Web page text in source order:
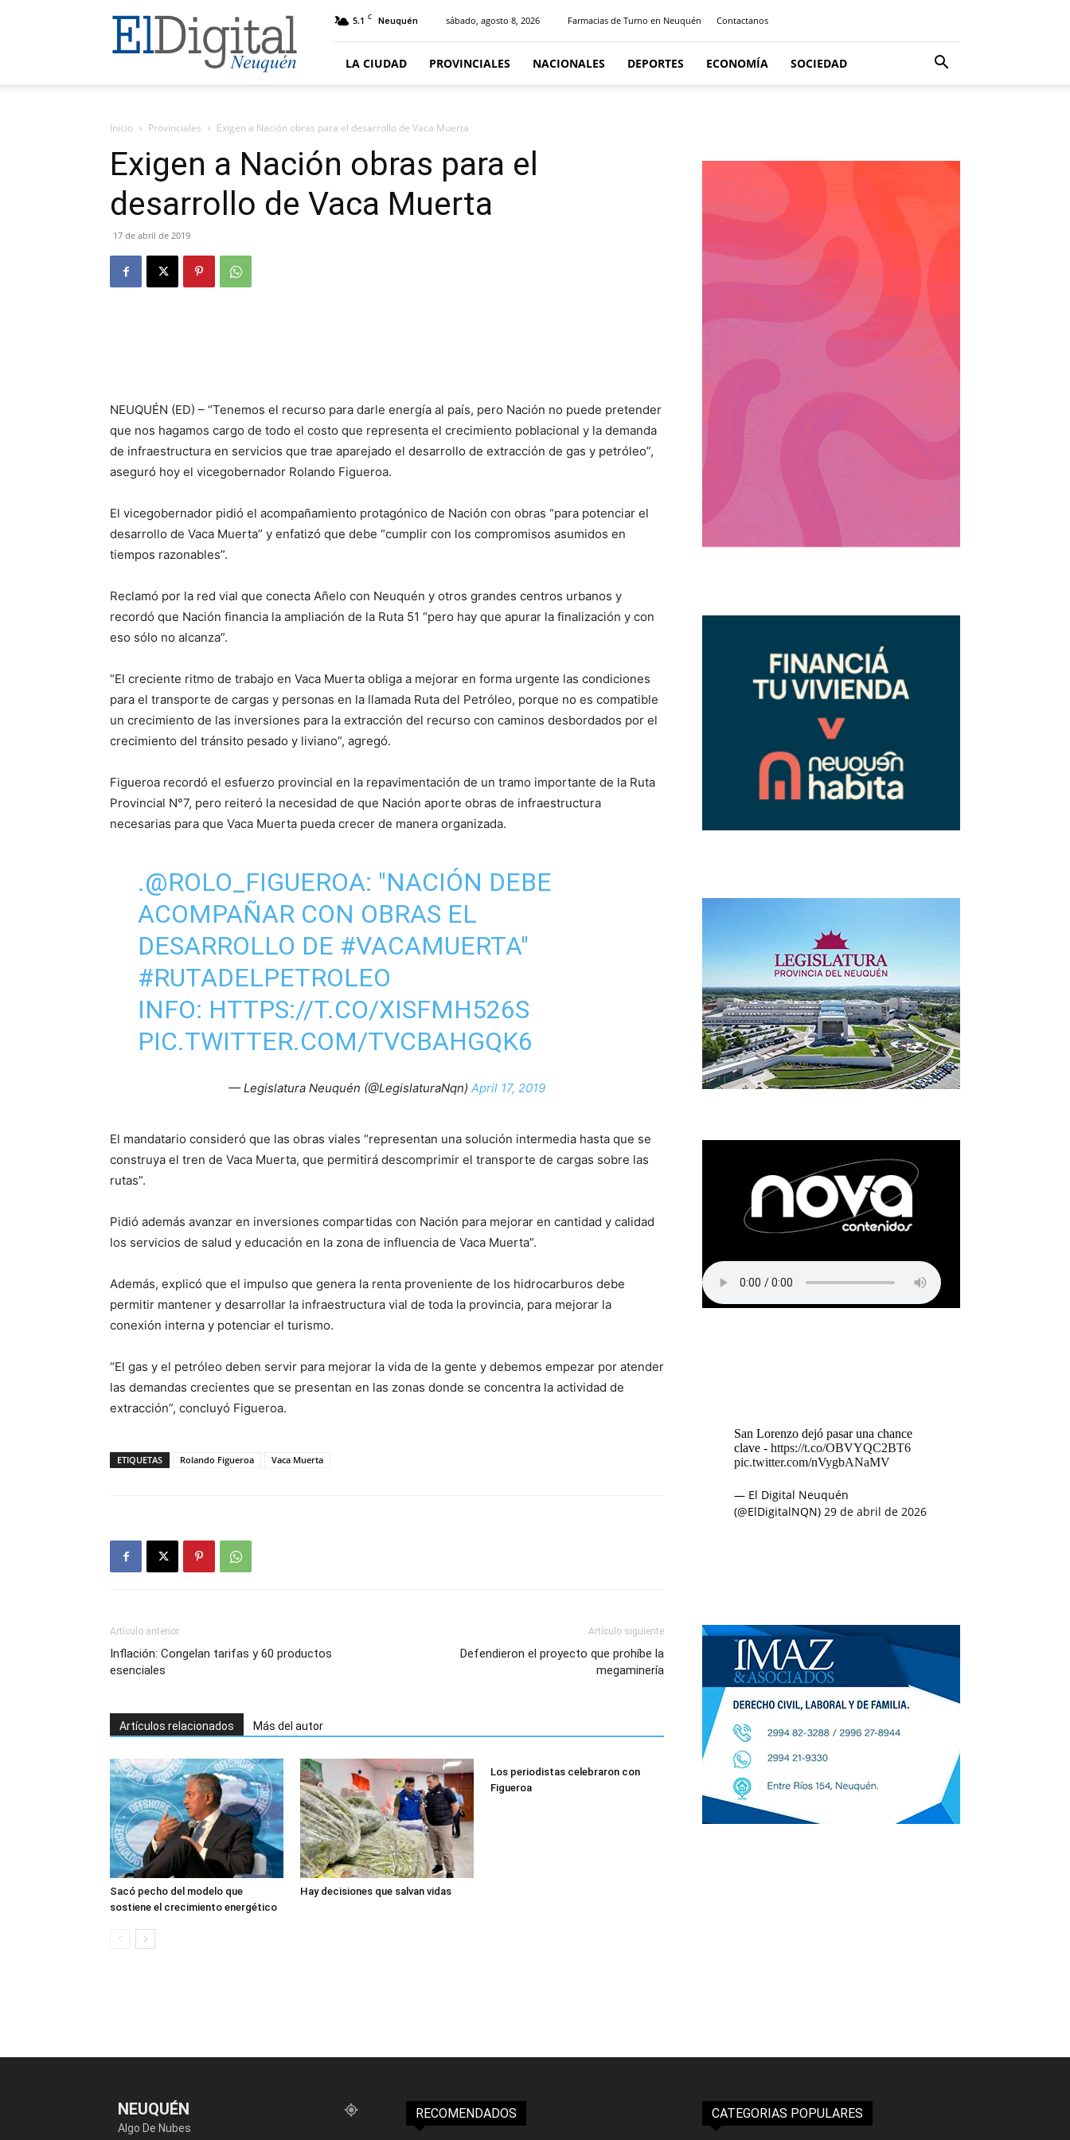
El
Digital
Neuquen
5.1 C Neuquén sábado, agosto 8, 2026 Farmacias de Turno en Neuquén Contactanos
LA CIUDAD PROVINCIALES NACIONALES DEPORTES ECONOMÍA SOCIEDAD
Inicio Provinciales Exigen a Nación obras para el desarrollo de Vaca Muerta
Exigen a Nación obras para el
desarrollo de Vaca Muerta
17 de abril de 2019
NEUQUÉN (ED) – “Tenemos el recurso para darle energía al país, pero Nación no puede pretender
que nos hagamos cargo de todo el costo que representa el crecimiento poblacional y la demanda
de infraestructura en servicios que trae aparejado el desarrollo de extracción de gas y petróleo”,
aseguró hoy el vicegobernador Rolando Figueroa.
El vicegobernador pidió el acompañamiento protagónico de Nación con obras “para potenciar el
desarrollo de Vaca Muerta” y enfatizó que debe “cumplir con los compromisos asumidos en
tiempos razonables”.
Reclamó por la red vial que conecta Añelo con Neuquén y otros grandes centros urbanos y
recordó que Nación financia la ampliación de la Ruta 51 “pero hay que apurar la finalización y con
eso sólo no alcanza”.
“El creciente ritmo de trabajo en Vaca Muerta obliga a mejorar en forma urgente las condiciones
para el transporte de cargas y personas en la llamada Ruta del Petróleo, porque no es compatible
un crecimiento de las inversiones para la extracción del recurso con caminos desbordados por el
crecimiento del tránsito pesado y liviano”, agregó.
Figueroa recordó el esfuerzo provincial en la repavimentación de un tramo importante de la Ruta
Provincial N°7, pero reiteró la necesidad de que Nación aporte obras de infraestructura
necesarias para que Vaca Muerta pueda crecer de manera organizada.
.@ROLO_FIGUEROA: "NACIÓN DEBE
ACOMPAÑAR CON OBRAS EL
DESARROLLO DE #VACAMUERTA"
#RUTADELPETROLEO
INFO: HTTPS://T.CO/XISFMH526S
PIC.TWITTER.COM/TVCBAHGQK6
— Legislatura Neuquén (@LegislaturaNqn) April 17, 2019
El mandatario consideró que las obras viales “representan una solución intermedia hasta que se
construya el tren de Vaca Muerta, que permitirá descomprimir el transporte de cargas sobre las
rutas”.
Pidió además avanzar en inversiones compartidas con Nación para mejorar en cantidad y calidad
los servicios de salud y educación en la zona de influencia de Vaca Muerta”.
Además, explicó que el impulso que genera la renta proveniente de los hidrocarburos debe
permitir mantener y desarrollar la infraestructura vial de toda la provincia, para mejorar la
conexión interna y potenciar el turismo.
“El gas y el petróleo deben servir para mejorar la vida de la gente y debemos empezar por atender
las demandas crecientes que se presentan en las zonas donde se concentra la actividad de
extracción”, concluyó Figueroa.
ETIQUETAS Rolando Figueroa Vaca Muerta
Artículo anterior
Inflación: Congelan tarifas y 60 productos
esenciales
Artículo siguiente
Defendieron el proyecto que prohíbe la
megaminería
Artículos relacionados Más del autor
Sacó pecho del modelo que
sostiene el crecimiento energético
Hay decisiones que salvan vidas
Los periodistas celebraron con
Figueroa
San Lorenzo dejó pasar una chance
clave - https://t.co/OBVYQC2BT6
pic.twitter.com/nVygbANaMV
— El Digital Neuquén
(@ElDigitalNQN) 29 de abril de 2026
NEUQUÉN
Algo De Nubes
RECOMENDADOS CATEGORIAS POPULARES